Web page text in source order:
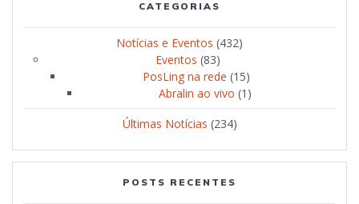
CATEGORIAS
Notícias e Eventos (432)
Eventos (83)
PosLing na rede (15)
Abralin ao vivo (1)
Últimas Notícias (234)
POSTS RECENTES